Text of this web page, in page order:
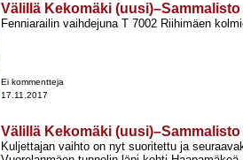
Välillä Kekomäki
Fenniarailin vaihdejuna T 7002 Riihimäen
Ei kommentteja
17.11.2017
Välillä Kekomäki
Kuljettajan vaihto on nyt suoritettu ja